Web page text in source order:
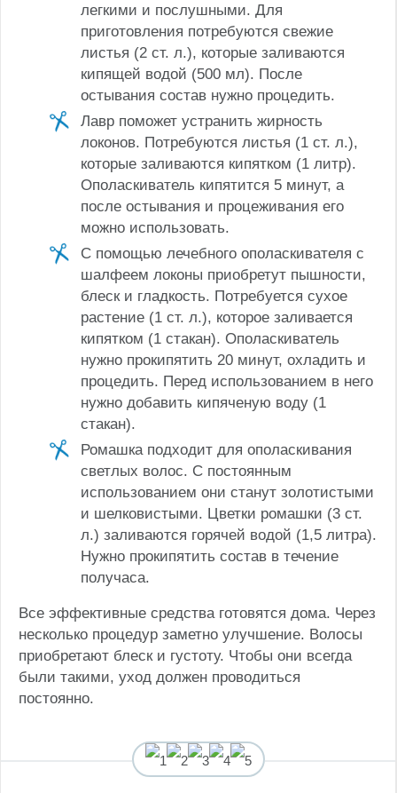
легкими и послушными. Для
приготовления потребуются свежие
листья (2 ст. л.), которые заливаются
кипящей водой (500 мл). После
остывания состав нужно процедить.
Лавр поможет устранить жирность
локонов. Потребуются листья (1 ст. л.),
которые заливаются кипятком (1 литр).
Ополаскиватель кипятится 5 минут, а
после остывания и процеживания его
можно использовать.
С помощью лечебного ополаскивателя с
шалфеем локоны приобретут пышности,
блеск и гладкость. Потребуется сухое
растение (1 ст. л.), которое заливается
кипятком (1 стакан). Ополаскиватель
нужно прокипятить 20 минут, охладить и
процедить. Перед использованием в него
нужно добавить кипяченую воду (1
стакан).
Ромашка подходит для ополаскивания
светлых волос. С постоянным
использованием они станут золотистыми
и шелковистыми. Цветки ромашки (3 ст.
л.) заливаются горячей водой (1,5 литра).
Нужно прокипятить состав в течение
получаса.
Все эффективные средства готовятся дома. Через
несколько процедур заметно улучшение. Волосы
приобретают блеск и густоту. Чтобы они всегда
были такими, уход должен проводиться
постоянно.